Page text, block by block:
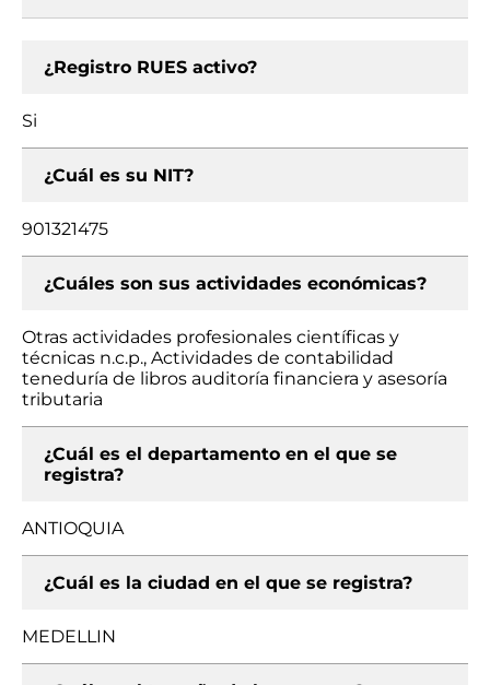
¿Registro RUES activo?
Si
¿Cuál es su NIT?
901321475
¿Cuáles son sus actividades económicas?
Otras actividades profesionales científicas y
técnicas n.c.p., Actividades de contabilidad
teneduría de libros auditoría financiera y asesoría
tributaria
¿Cuál es el departamento en el que se
registra?
ANTIOQUIA
¿Cuál es la ciudad en el que se registra?
MEDELLIN